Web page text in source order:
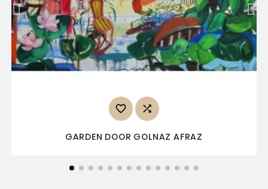
 
GARDEN DOOR GOLNAZ AFRAZ